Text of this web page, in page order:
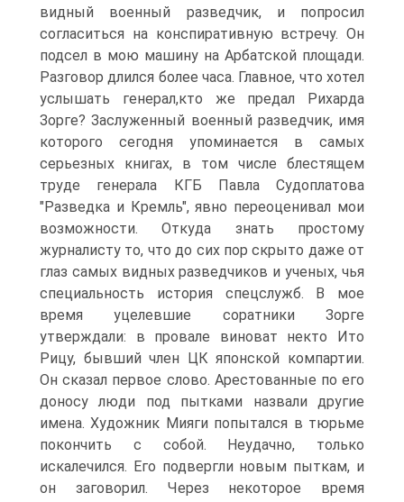
видный военный разведчик, и попросил
согласиться на конспиративную встречу. Он
подсел в мою машину на Арбатской площади.
Разговор длился более часа. Главное, что хотел
услышать генерал,кто же предал Рихарда
Зорге? Заслуженный военный разведчик, имя
которого сегодня упоминается в самых
серьезных книгах, в том числе блестящем
труде генерала КГБ Павла Судоплатова
"Разведка и Кремль", явно переоценивал мои
возможности. Откуда знать простому
журналисту то, что до сих пор скрыто даже от
глаз самых видных разведчиков и ученых, чья
специальность история спецслужб. В мое
время уцелевшие соратники Зорге
утверждали: в провале виноват некто Ито
Рицу, бывший член ЦК японской компартии.
Он сказал первое слово. Арестованные по его
доносу люди под пытками назвали другие
имена. Художник Мияги попытался в тюрьме
покончить с собой. Неудачно, только
искалечился. Его подвергли новым пыткам, и
он заговорил. Через некоторое время